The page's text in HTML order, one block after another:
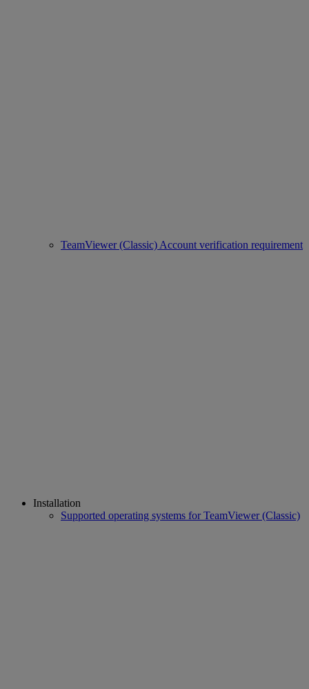
TeamViewer (Classic) Account verification requirement
Installation
Supported operating systems for TeamViewer (Classic)